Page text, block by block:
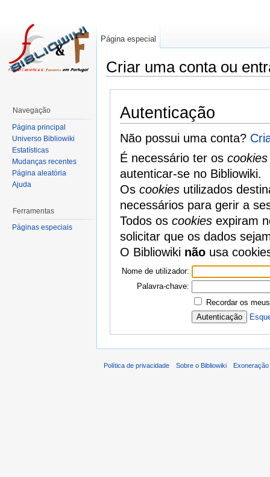
Criar uma conta ou
Autenticação
Não possui uma conta?
É necessário ter os cookies
autenticar-se no Bibliowiki.
Os cookiesutilizados
necessários para gerir a
Todos os cookiesexpiram
solicitar que os dados
O Bibliowiki nãousa
Nome de utilizador:
Palavra-chave:
Recordar os
Página especial
Navegação
Página principal
Universo Bibliowiki
Estatísticas
Mudanças recentes
Página aleatória
Ajuda
Ferramentas
Páginas especiais
Política de privacidade Sobre o Bibliowiki